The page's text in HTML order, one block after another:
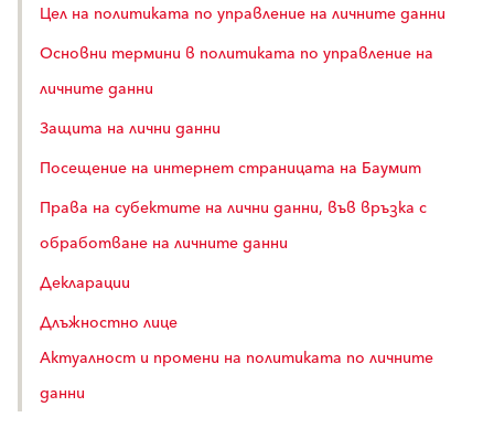
Цел на политиката по управление на личните данни
Основни термини в политиката по управление на
личните данни
Защита на лични данни
Посещение на интернет страницата на Баумит
Права на субектите на лични данни, във връзка с
обработване на личните данни
Декларации
Длъжностно лице
Актуалност и промени на политиката по личните
данни